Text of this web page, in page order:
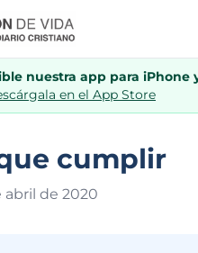
nuestra app para iPhone
en el App Store
cumplir
abril de 2020